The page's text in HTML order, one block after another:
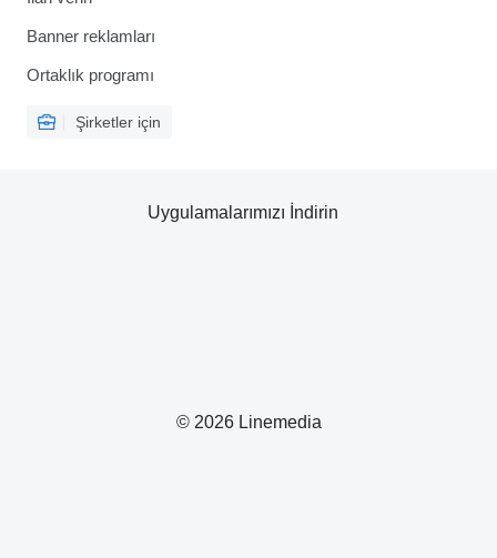
Banner reklamları
Ortaklık programı
Şirketler için
© 2026 Linemedia
Uygulamalarımızı İndirin